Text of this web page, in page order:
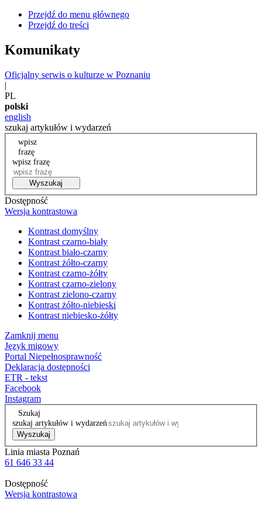
Przejdź do menu głównego
Przejdź do treści
Komunikaty
Oficjalny serwis o kulturze w Poznaniu
|
PL
polski
english
szukaj artykułów i wydarzeń
wpisz
frazę
wpisz frazę
Wyszukaj
Dostępność
Wersja kontrastowa
Kontrast domyślny
Kontrast czarno-biały
Kontrast biało-czarny
Kontrast żółto-czarny
Kontrast czarno-żółty
Kontrast czarno-zielony
Kontrast zielono-czarny
Kontrast żółto-niebieski
Kontrast niebiesko-żółty
Zamknij menu
Język migowy
Portal Niepełnosprawność
Deklaracja dostępności
ETR - tekst
Facebook
Instagram
Szukaj
szukaj artykułów i wydarzeń
Wyszukaj
Linia miasta Poznań
61 646 33 44
Dostępność
Wersja kontrastowa